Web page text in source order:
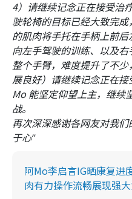
4）请继续记念正在接受治
驶轮椅的目标已经大致完
的肌肉将手托在手柄上前
向左手驾驶的训练、以及
整个手臂，难度提升了不
展良好）请继续记念正在
Mo 能坚定仰望上主，继续
战。
再次深深感谢各网友对我
于心”
阿Mo李启言IG晒康复进
肉有力操作流畅展现强